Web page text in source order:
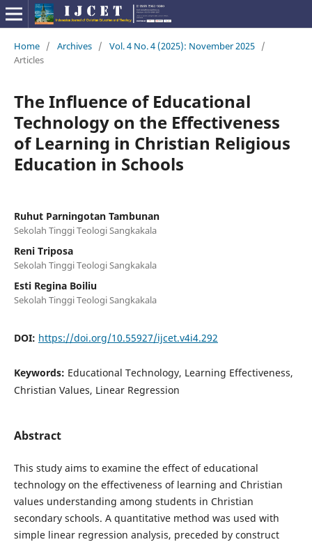
Home / Archives / Vol. 4 No. 4 (2025): November 2025 /
Articles
The Influence of Educational
Technology on the Effectiveness
of Learning in Christian Religious
Education in Schools
Ruhut Parningotan Tambunan
Sekolah Tinggi Teologi Sangkakala
Reni Triposa
Sekolah Tinggi Teologi Sangkakala
Esti Regina Boiliu
Sekolah Tinggi Teologi Sangkakala
DOI: https://doi.org/10.55927/ijcet.v4i4.292
Keywords: Educational Technology, Learning Effectiveness,
Christian Values, Linear Regression
Abstract
This study aims to examine the effect of educational
technology on the effectiveness of learning and Christian
values understanding among students in Christian
secondary schools. A quantitative method was used with
simple linear regression analysis, preceded by construct